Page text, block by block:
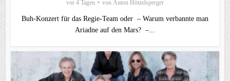
vor 4 Tagen von Anton Hötzelsperger
Buh-Konzert für das Regie-Team oder – Warum verbannte man
Ariadne auf den Mars? –...